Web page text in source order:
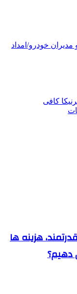
مدیران خودرو/امداد
کافی
هزینه ها
دهیم؟